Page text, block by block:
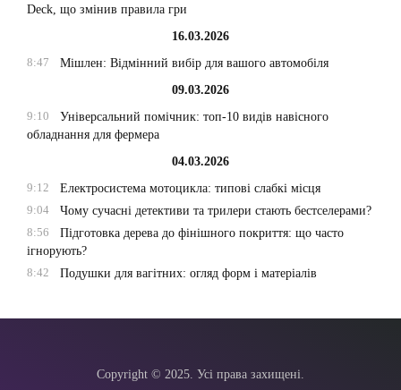
Deck, що змінив правила гри
16.03.2026
8:47
Мішлен: Відмінний вибір для вашого автомобіля
09.03.2026
9:10
Універсальний помічник: топ-10 видів навісного
обладнання для фермера
04.03.2026
9:12
Електросистема мотоцикла: типові слабкі місця
9:04
Чому сучасні детективи та трилери стають бестселерами?
8:56
Підготовка дерева до фінішного покриття: що часто
ігнорують?
8:42
Подушки для вагітних: огляд форм і матеріалів
Copyright © 2025. Усі права захищені.